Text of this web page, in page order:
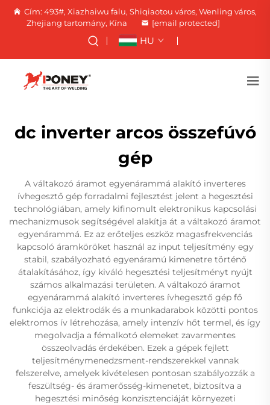
Cím: 493#, Xiazhaiwu falu, Shiqiaotou város, Wenling város,
Zhejiang tartomány, Kína
[email protected]
HU
dc inverter arcos összefúvó
gép
A váltakozó áramot egyenárammá alakító inverteres
ívhegesztő gép forradalmi fejlesztést jelent a hegesztési
technológiában, amely kifinomult elektronikus kapcsolási
mechanizmusok segítségével alakítja át a váltakozó áramot
egyenárammá. Ez az erőteljes eszköz magasfrekvenciás
kapcsoló áramköröket használ az input teljesítmény egy
stabil, szabályozható egyenáramú kimenetre történő
átalakításához, így kiváló hegesztési teljesítményt nyújt
számos alkalmazási területen. A váltakozó áramot
egyenárammá alakító inverteres ívhegesztő gép fő
funkciója az elektrodák és a munkadarabok közötti pontos
elektromos ív létrehozása, amely intenzív hőt termel, és így
megolvadja a fémalkotó elemeket zavarmentes
összeolvadás érdekében. Ezek a gépek fejlett
teljesítménymenedzsment-rendszerekkel vannak
felszerelve, amelyek kivételesen pontosan szabályozzák a
feszültség- és áramerősség-kimenetet, biztosítva a
hegesztési minőség konzisztenciáját környezeti